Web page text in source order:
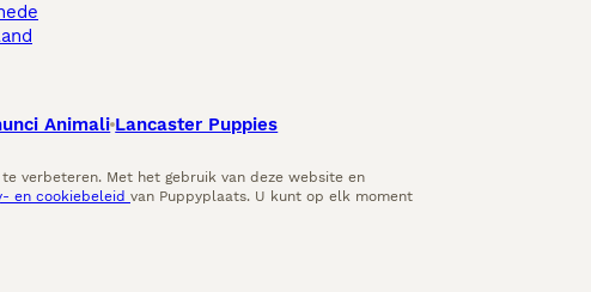
Animali Lancaster Puppies
verbeteren. Met het gebruik van deze website en
en cookiebeleid van Puppyplaats. U kunt op elk moment